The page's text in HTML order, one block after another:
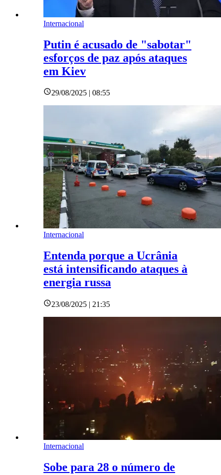
Internacional
Putin é acusado de "sabotar"
esforços de paz após ataques
em Kiev
29/08/2025 | 08:55
Internacional
Entenda porque a Ucrânia
está intensificando ataques à
energia russa
23/08/2025 | 21:35
Internacional
Sobe para 28 o número de